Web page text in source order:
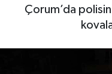
Çorum’da
Boğazkale
Süper Lig Puan
Tüm Manşetler